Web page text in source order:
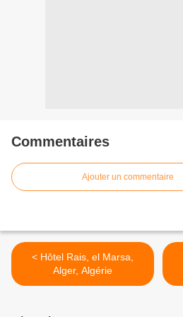
Commentaires
Ajouter un commentaire
< Hôtel Rais, el Marsa,
Alger, Algérie